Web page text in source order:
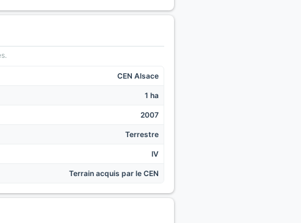
CEN Alsace
1 ha
2007
Terrestre
IV
Terrain acquis par le CEN